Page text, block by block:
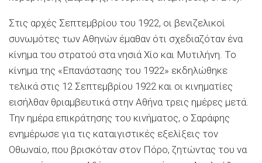
Στις αρχές Σεπτεμβρίου του 1922, οι βενιζελικοί
συνωμότες των Αθηνών έμαθαν ότι σχεδιαζόταν ένα
κίνημα του στρατού στα νησιά Χίο και Μυτιλήνη. Το
κίνημα της «Επανάστασης του 1922» εκδηλώθηκε
τελικά στις 12 Σεπτεμβρίου 1922 και οι κινηματίες
εισήλθαν θριαμβευτικά στην Αθήνα τρεις ημέρες μετά.
Την ημέρα επικράτησης του κινήματος, ο Σαράφης
ενημέρωσε για τις καταιγιστικές εξελίξεις τον
Οθωναίο, που βρισκόταν στον Πόρο, ζητώντας του να